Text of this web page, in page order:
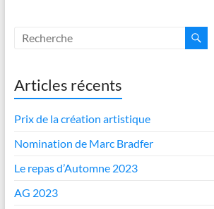
Articles récents
Prix de la création artistique
Nomination de Marc Bradfer
Le repas d’Automne 2023
AG 2023